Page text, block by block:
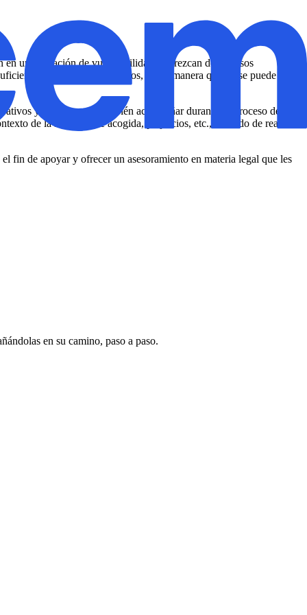
una situación de vulnerabilidad y carezcan de recursos
o inexistencia de estos, de tal manera que no se puede
y legales, pero también acompañar durante su proceso de
de la sociedad de acogida, prejuicios, etc., tratando de realizar
fin de apoyar y ofrecer un asesoramiento en materia legal que les
en su camino, paso a paso.